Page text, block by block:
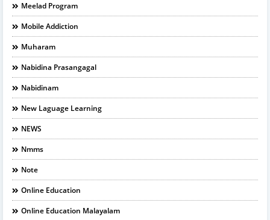
Meelad Program
Mobile Addiction
Muharam
Nabidina Prasangagal
Nabidinam
New Laguage Learning
NEWS
Nmms
Note
Online Education
Online Education Malayalam